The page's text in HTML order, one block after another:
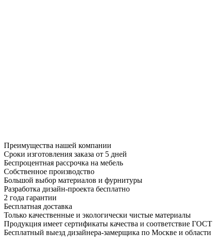
Преимущества нашей компании
Сроки изготовления заказа от 5 дней
Беспроцентная рассрочка на мебель
Собственное производство
Большой выбор материалов и фурнитуры
Разработка дизайн-проекта бесплатно
2 года гарантии
Бесплатная доставка
Только качественные и экологически чистые материалы
Продукция имеет сертификаты качества и соответствие ГОСТ
Бесплатный выезд дизайнера-замерщика по Москве и области